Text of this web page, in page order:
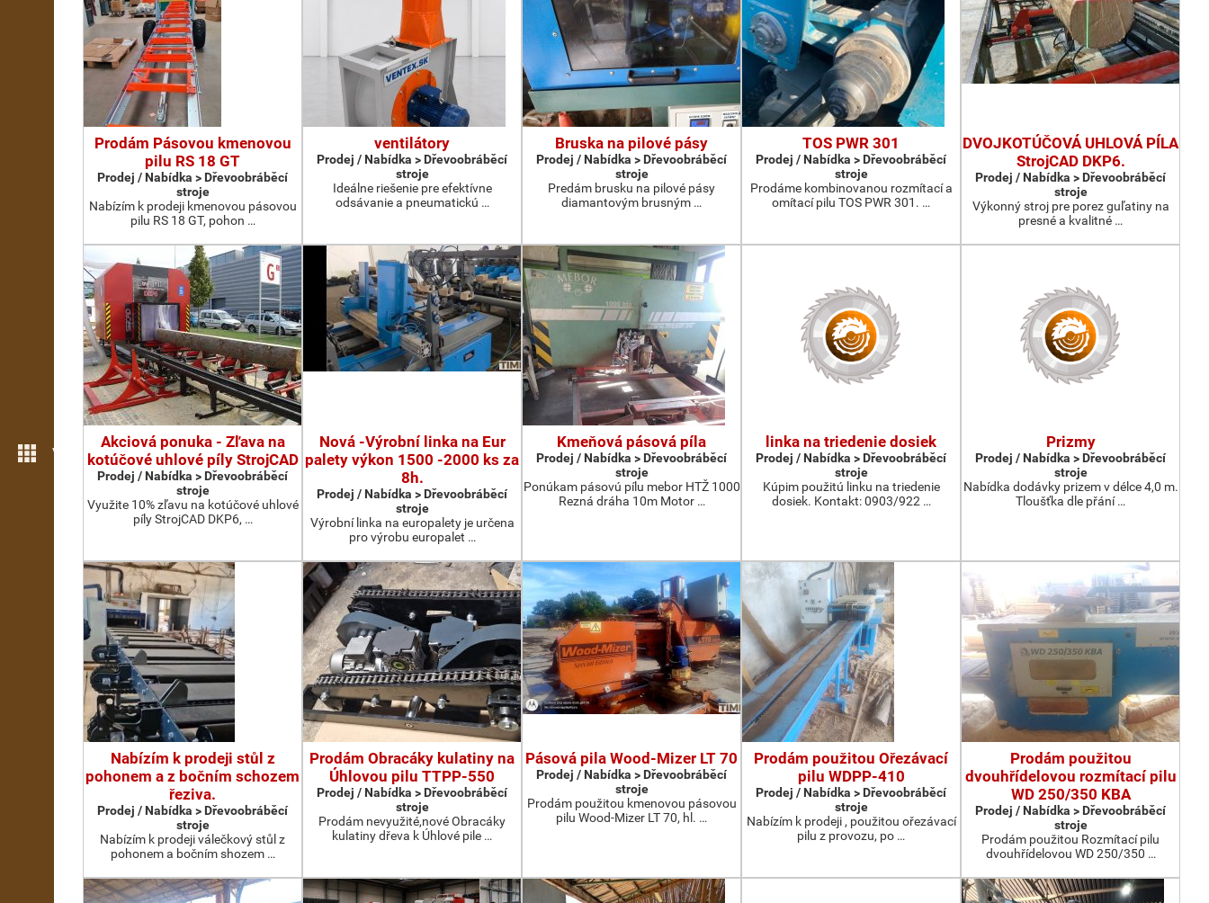
Více možností
Prodám Pásovou kmenovou
pilu RS 18 GT
Prodej / Nabídka > Dřevoobráběcí
stroje
Nabízím k prodeji kmenovou pásovou
pilu RS 18 GT, pohon …
ventilátory
Prodej / Nabídka > Dřevoobráběcí
stroje
Ideálne riešenie pre efektívne
odsávanie a pneumatickú …
Bruska na pilové pásy
Prodej / Nabídka > Dřevoobráběcí
stroje
Predám brusku na pilové pásy
diamantovým brusným …
TOS PWR 301
Prodej / Nabídka > Dřevoobráběcí
stroje
Prodáme kombinovanou rozmítací a
omítací pilu TOS PWR 301. …
DVOJKOTÚČOVÁ UHLOVÁ PÍLA
StrojCAD DKP6.
Prodej / Nabídka > Dřevoobráběcí
stroje
Výkonný stroj pre porez guľatiny na
presné a kvalitné …
Akciová ponuka - Zľava na
kotúčové uhlové píly StrojCAD
Prodej / Nabídka > Dřevoobráběcí
stroje
Využite 10% zľavu na kotúčové uhlové
píly StrojCAD DKP6, …
Nová -Výrobní linka na Eur
palety výkon 1500 -2000 ks za
8h.
Prodej / Nabídka > Dřevoobráběcí
stroje
Výrobní linka na europalety je určena
pro výrobu europalet …
Kmeňová pásová píla
Prodej / Nabídka > Dřevoobráběcí
stroje
Ponúkam pásovú pílu mebor HTŽ 1000
Rezná dráha 10m Motor …
linka na triedenie dosiek
Prodej / Nabídka > Dřevoobráběcí
stroje
Kúpim použitú linku na triedenie
dosiek. Kontakt: 0903/922 …
Prizmy
Prodej / Nabídka > Dřevoobráběcí
stroje
Nabídka dodávky prizem v délce 4,0 m.
Tloušťka dle přání …
Nabízím k prodeji stůl z
pohonem a z bočním schozem
řeziva.
Prodej / Nabídka > Dřevoobráběcí
stroje
Nabízím k prodeji válečkový stůl z
pohonem a bočním shozem …
Prodám Obracáky kulatiny na
Úhlovou pilu TTPP-550
Prodej / Nabídka > Dřevoobráběcí
stroje
Prodám nevyužité,nové Obracáky
kulatiny dřeva k Úhlové pile …
Pásová pila Wood-Mizer LT 70
Prodej / Nabídka > Dřevoobráběcí
stroje
Prodám použitou kmenovou pásovou
pilu Wood-Mizer LT 70, hl. …
Prodám použitou Ořezávací
pilu WDPP-410
Prodej / Nabídka > Dřevoobráběcí
stroje
Nabízím k prodeji , použitou ořezávací
pilu z provozu, po …
Prodám použitou
dvouhřídelovou rozmítací pilu
WD 250/350 KBA
Prodej / Nabídka > Dřevoobráběcí
stroje
Prodám použitou Rozmítací pilu
dvouhřídelovou WD 250/350 …